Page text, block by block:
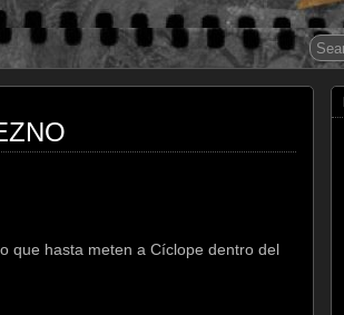
que hasta meten a Cíclope dentro del